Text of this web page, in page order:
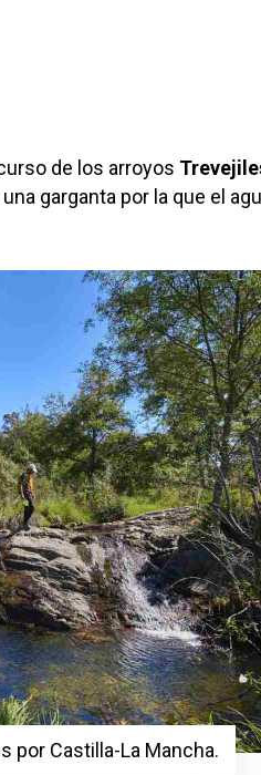
de los arroyos
garganta por la que el
por Castilla-La Mancha.